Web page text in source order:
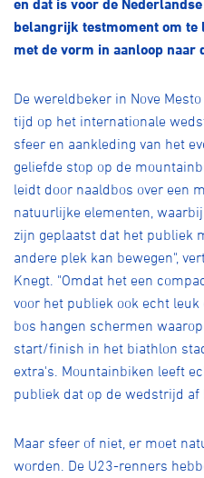
Lid worden
en dat is voor de
belangrijk testmoment om te
met de vorm in aanloop naar
De wereldbeker in Nove
tijd op het internationale
sfeer en aankleding van het
geliefde stop op de
leidt door naaldbos over een
natuurlijke elementen,
zijn geplaatst dat het publiek
andere plek kan bewegen",
Knegt. "Omdat het een
voor het publiek ook echt leuk
bos hangen schermen
start/finish in het biathlon
extra's. Mountainbiken leeft
publiek dat op de wedstrijd af
Maar sfeer of niet, er moet
worden. De U23-renners
Pumptrack